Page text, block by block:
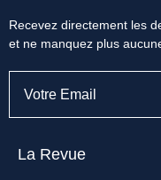
Recevez directement les
et ne manquez plus
La Revue